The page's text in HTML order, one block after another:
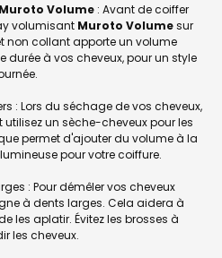
Muroto Volume : Avant de coiffer
volumisant Muroto Volumesur
non collant apporte un volume
durée à vos cheveux, pour un style
: Lors du séchage de vos cheveux,
utilisez un sèche-cheveux pour les
permet d'ajouter du volume à la
pour votre coiffure.
: Pour démêler vos cheveux
à dents larges. Cela aidera à
les aplatir. Évitez les brosses à
les cheveux.